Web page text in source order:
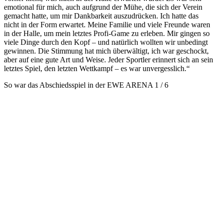
emotional für mich, auch aufgrund der Mühe, die sich der Verein
gemacht hatte, um mir Dankbarkeit auszudrücken. Ich hatte das
nicht in der Form erwartet. Meine Familie und viele Freunde waren
in der Halle, um mein letztes Profi-Game zu erleben. Mir gingen so
viele Dinge durch den Kopf – und natürlich wollten wir unbedingt
gewinnen. Die Stimmung hat mich überwältigt, ich war geschockt,
aber auf eine gute Art und Weise. Jeder Sportler erinnert sich an sein
letztes Spiel, den letzten Wettkampf – es war unvergesslich.“
So war das Abschiedsspiel in der EWE ARENA 1 / 6